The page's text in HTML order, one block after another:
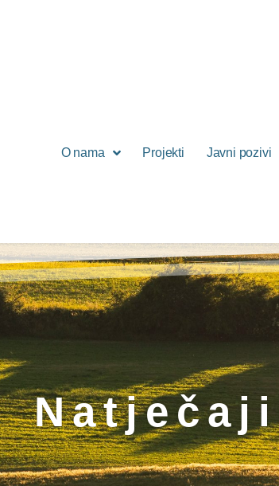
O nama Projekti Javni pozivi
Natječaji